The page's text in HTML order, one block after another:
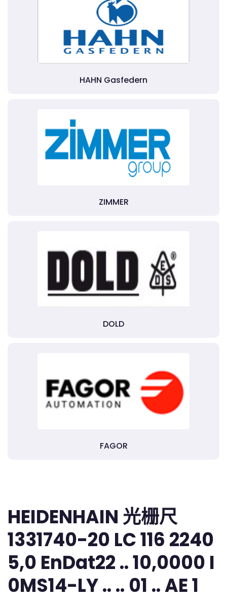
HAHN Gasfedern
ZIMMER
DOLD
FAGOR
HEIDENHAIN 光栅尺
1331740-20 LC 116 2240
5,0 EnDat22 .. 10,0000 I
0MS14-LY .. .. 01 .. AE 1